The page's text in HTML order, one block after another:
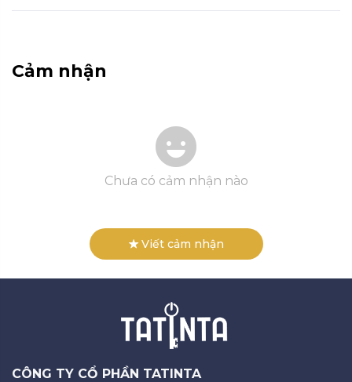
Cảm nhận
Chưa có cảm nhận nào
Viết cảm nhận
CÔNG TY CỔ PHẦN TATINTA